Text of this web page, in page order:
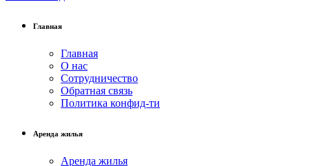
Главная
Главная
О нас
Сотрудничество
Обратная связь
Политика конфид-ти
Аренда жилья
Аренда жилья